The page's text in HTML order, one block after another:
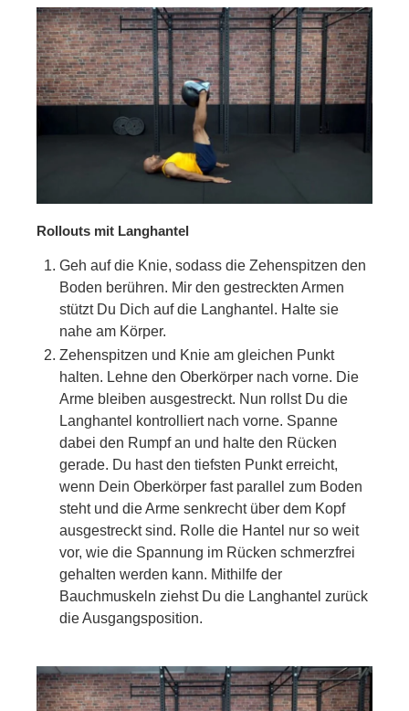
Rollouts mit Langhantel
Geh auf die Knie, sodass die Zehenspitzen den
Boden berühren. Mir den gestreckten Armen
stützt Du Dich auf die Langhantel. Halte sie
nahe am Körper.
Zehenspitzen und Knie am gleichen Punkt
halten. Lehne den Oberkörper nach vorne. Die
Arme bleiben ausgestreckt. Nun rollst Du die
Langhantel kontrolliert nach vorne. Spanne
dabei den Rumpf an und halte den Rücken
gerade. Du hast den tiefsten Punkt erreicht,
wenn Dein Oberkörper fast parallel zum Boden
steht und die Arme senkrecht über dem Kopf
ausgestreckt sind. Rolle die Hantel nur so weit
vor, wie die Spannung im Rücken schmerzfrei
gehalten werden kann. Mithilfe der
Bauchmuskeln ziehst Du die Langhantel zurück
die Ausgangsposition.